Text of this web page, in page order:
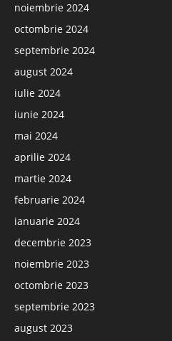
noiembrie 2024
octombrie 2024
septembrie 2024
august 2024
iulie 2024
iunie 2024
mai 2024
aprilie 2024
martie 2024
februarie 2024
ianuarie 2024
decembrie 2023
noiembrie 2023
octombrie 2023
septembrie 2023
august 2023